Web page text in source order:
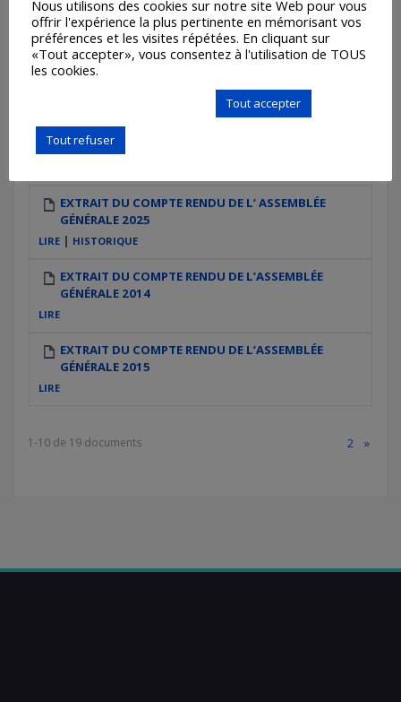
LIRE
EXTRAIT DU COMPTE RENDU DE L’ ASSEMBLÉE
GÉNÉRALE 2023
EXTRAIT DU COMPTE RENDU DE L’ ASSEMBLÉE
GÉNÉRALE 2024
EXTRAIT DU COMPTE RENDU DE L’ ASSEMBLÉE
GÉNÉRALE 2025
LIRE| HISTORIQUE
EXTRAIT DU COMPTE RENDU DE L’ASSEMBLÉE
GÉNÉRALE 2014
LIRE
EXTRAIT DU COMPTE RENDU DE L’ASSEMBLÉE
GÉNÉRALE 2015
LIRE
1-10 de 19 documents 2 »
Nous utilisons des cookies sur notre site Web pour vous
offrir l'expérience la plus pertinente en mémorisant vos
préférences et les visites répétées. En cliquant sur
«Tout accepter», vous consentez à l'utilisation de TOUS
les cookies.
Tout accepter
Tout refuser